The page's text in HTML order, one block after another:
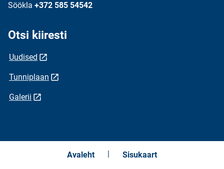
Söökla +372 585 54542
Otsi kiiresti
Uudised
Tunniplaan
Galerii
Avaleht Sisukaart